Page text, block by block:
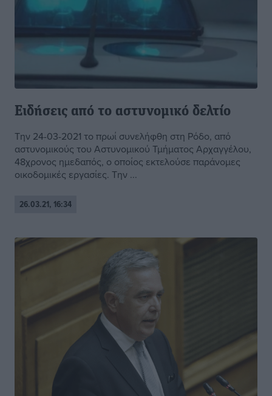
Ειδήσεις από το αστυνομικό δελτίο
Την 24-03-2021 το πρωί συνελήφθη στη Ρόδο, από
αστυνομικούς του Αστυνομικού Τμήματος Αρχαγγέλου,
48χρονος ημεδαπός, ο οποίος εκτελούσε παράνομες
οικοδομικές εργασίες. Την ...
26.03.21, 16:34